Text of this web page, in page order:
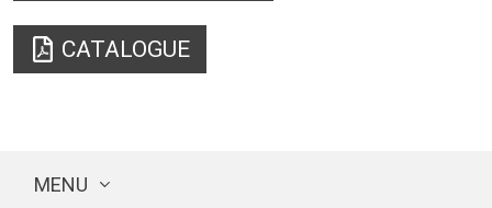
CATALOGUE
MENU